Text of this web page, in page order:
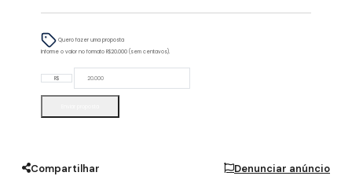
Quero fazer uma proposta
Informe o valor no formato R$20.000 (sem centavos).
R$
Compartilhar Denunciar anúncio